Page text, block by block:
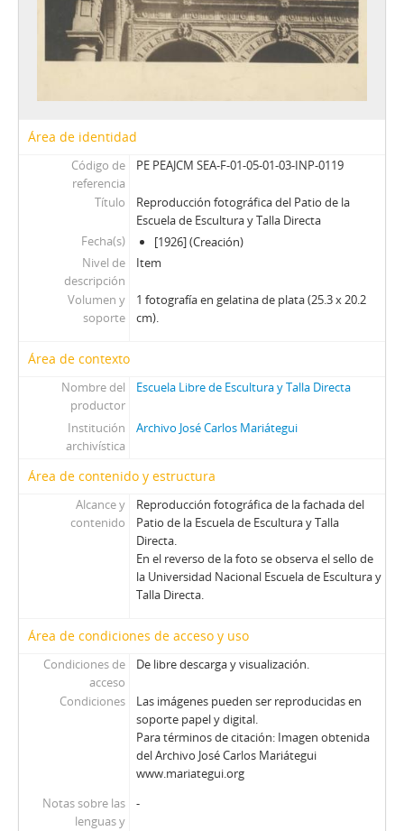
Área de identidad
Código de
referencia
PE PEAJCM SEA-F-01-05-01-03-INP-0119
Título
Reproducción fotográfica del Patio de la
Escuela de Escultura y Talla Directa
Fecha(s)
[1926] (Creación)
Nivel de
descripción
Item
Volumen y
soporte
1 fotografía en gelatina de plata (25.3 x 20.2
cm).
Área de contexto
Nombre del
productor
Escuela Libre de Escultura y Talla Directa
Institución
archivística
Archivo José Carlos Mariátegui
Área de contenido y estructura
Alcance y
contenido
Reproducción fotográfica de la fachada del
Patio de la Escuela de Escultura y Talla
Directa.
En el reverso de la foto se observa el sello de
la Universidad Nacional Escuela de Escultura y
Talla Directa.
Área de condiciones de acceso y uso
Condiciones de
acceso
De libre descarga y visualización.
Condiciones
Las imágenes pueden ser reproducidas en
soporte papel y digital.
Para términos de citación: Imagen obtenida
del Archivo José Carlos Mariátegui
www.mariategui.org
Notas sobre las
lenguas y
-